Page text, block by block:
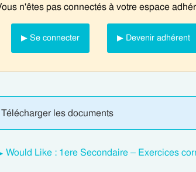
n'êtes pas connectés à votre espace
▶ Se connecter ▶ Devenir adhérent
Télécharger les documents
Would Like : 1ere Secondaire – Exercices